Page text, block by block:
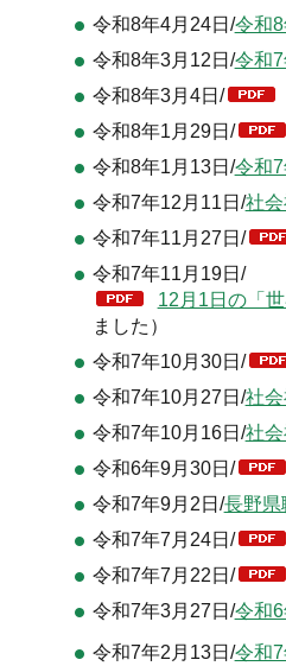
令和8年4月24日/令和
令和8年3月12日/令和
令和8年3月4日/
令和8年1月29日/
令和8年1月13日/令和
令和7年12月11日/社
令和7年11月27日/
令和7年11月19日/
12月1日の「
ました）
令和7年10月30日/
令和7年10月27日/社
令和7年10月16日/社
令和6年9月30日/
令和7年9月2日/長野県
令和7年7月24日/
令和7年7月22日/
令和7年3月27日/令和
令和7年2月13日/令和